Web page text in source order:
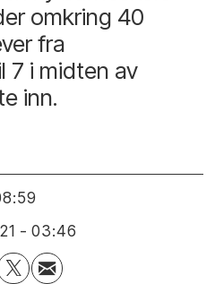
omkring 40
fra
7 i midten av
inn.
- 03:46